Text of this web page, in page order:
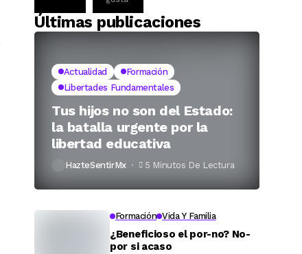
Últimas publicaciones
Actualidad
Formación
Libertades Fundamentales
Tus hijos no son del Estado:
la batalla urgente por la
libertad educativa
HazteSentirMx 5 Minutos De Lectura
Formación Vida Y Familia
¿Beneficioso el por-no? No-
por si acaso